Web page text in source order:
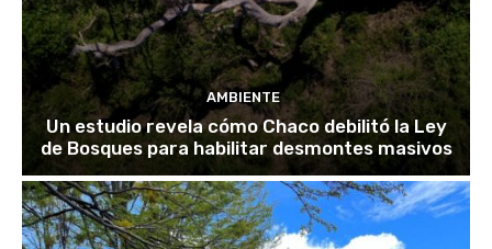
AMBIENTE
Un estudio revela cómo Chaco debilitó la Ley
de Bosques para habilitar desmontes masivos